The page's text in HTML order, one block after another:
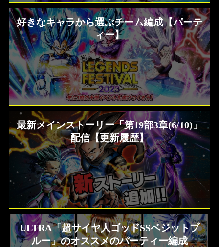
好きなキャラから選ぶチーム編成【パーテ
ィー】
最新メインストーリー「第19部3章(6/10)」
配信【更新履歴】
ULTRA「超サイヤ人ゴッドSSベジットブ
ルー」のオススメのパーティー編成